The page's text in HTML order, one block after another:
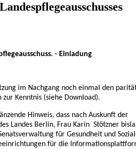
- Einladung
im Nachgang noch einmal den
Kenntnis (siehe Download).
Hinweis, dass nach Auskunft der
Landes Berlin, Frau Karin Stötzner
für Gesundheit und
für die